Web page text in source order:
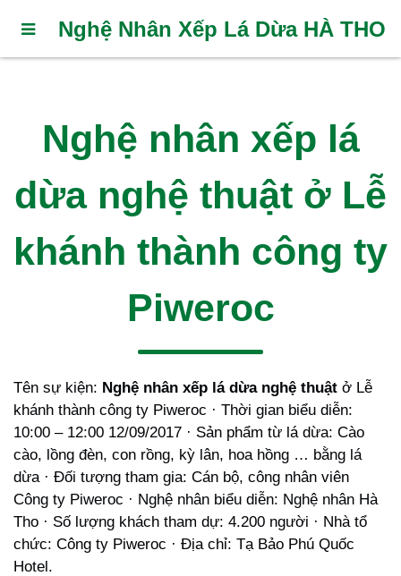
Nghệ Nhân Xếp Lá Dừa HÀ THO
Nghệ nhân xếp lá
dừa nghệ thuật ở Lễ
khánh thành công ty
Piweroc
Tên sự kiện: Nghệ nhân xếp lá dừa nghệ thuật ở Lễ
khánh thành công ty Piweroc · Thời gian biểu diễn:
10:00 – 12:00 12/09/2017 · Sản phẩm từ lá dừa: Cào
cào, lồng đèn, con rồng, kỳ lân, hoa hồng … bằng lá
dừa · Đối tượng tham gia: Cán bộ, công nhân viên
Công ty Piweroc · Nghệ nhân biểu diễn: Nghệ nhân Hà
Tho · Số lượng khách tham dự: 4.200 người · Nhà tổ
chức: Công ty Piweroc · Địa chỉ: Tạ Bảo Phú Quốc
Hotel.